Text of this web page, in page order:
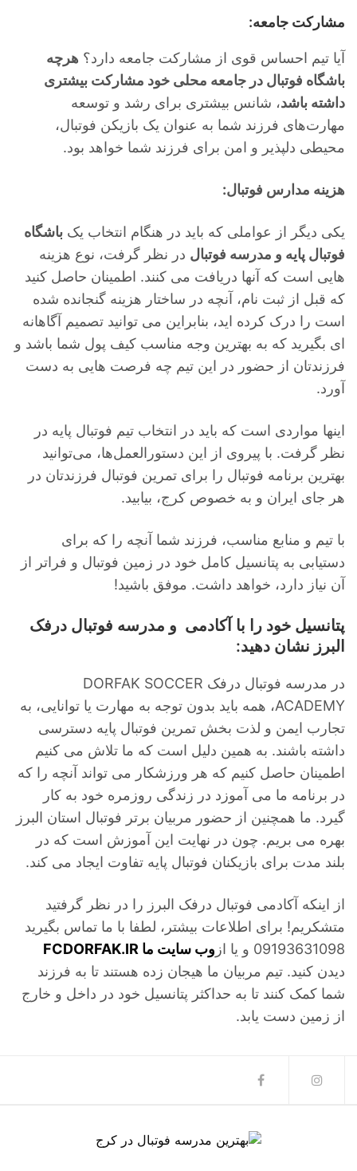
مشارکت جامعه:
آیا تیم احساس قوی از مشارکت جامعه دارد؟ هرچه
باشگاه فوتبال در جامعه محلی خود مشارکت بیشتری
داشته باشد، شانس بیشتری برای رشد و توسعه
مهارت‌های فرزند شما به عنوان یک بازیکن فوتبال،
محیطی دلپذیر و امن برای فرزند شما خواهد بود.
هزینه مدارس فوتبال:
یکی دیگر از عواملی که باید در هنگام انتخاب یکباشگاه
فوتبال پایه و مدرسه فوتبال در نظر گرفت، نوع هزینه
هایی است که آنها دریافت می کنند. اطمینان حاصل کنید
که قبل از ثبت نام، آنچه در ساختار هزینه گنجانده شده
است را درک کرده اید، بنابراین می توانید تصمیم آگاهانه
ای بگیرید که به بهترین وجه مناسب کیف پول شما باشد و
فرزندتان از حضور در این تیم چه فرصت هایی به دست
آورد.
اینها مواردی است که باید در انتخاب تیم فوتبال پایه در
نظر گرفت. با پیروی از این دستورالعمل‌ها، می‌توانید
بهترین برنامه فوتبال را برای تمرین فوتبال فرزندتان در
هر جای ایران و به خصوص کرج، بیابید.
با تیم و منابع مناسب، فرزند شما آنچه را که برای
دستیابی به پتانسیل کامل خود در زمین فوتبال و فراتر از
آن نیاز دارد، خواهد داشت. موفق باشید!
پتانسیل خود را با آکادمی و مدرسه فوتبال درفک
البرز نشان دهید:
در مدرسه فوتبال درفک DORFAK SOCCER
ACADEMY، همه باید بدون توجه به مهارت یا توانایی، به
تجارب ایمن و لذت بخش تمرین فوتبال پایه دسترسی
داشته باشند. به همین دلیل است که ما تلاش می کنیم
اطمینان حاصل کنیم که هر ورزشکار می تواند آنچه را که
در برنامه ما می آموزد در زندگی روزمره خود به کار
گیرد. ما همچنین از حضور مربیان برتر فوتبال استان البرز
بهره می بریم. چون در نهایت این آموزش است که در
بلند مدت برای بازیکنان فوتبال پایه تفاوت ایجاد می کند.
از اینکه آکادمی فوتبال درفک البرز را در نظر گرفتید
متشکریم! برای اطلاعات بیشتر، لطفا با ما تماس بگیرید
09193631098 و یا از
وب سایت ما FCDORFAK.IR
دیدن کنید. تیم مربیان ما هیجان زده هستند تا به فرزند
شما کمک کنند تا به حداکثر پتانسیل خود در داخل و خارج
از زمین دست یابد.